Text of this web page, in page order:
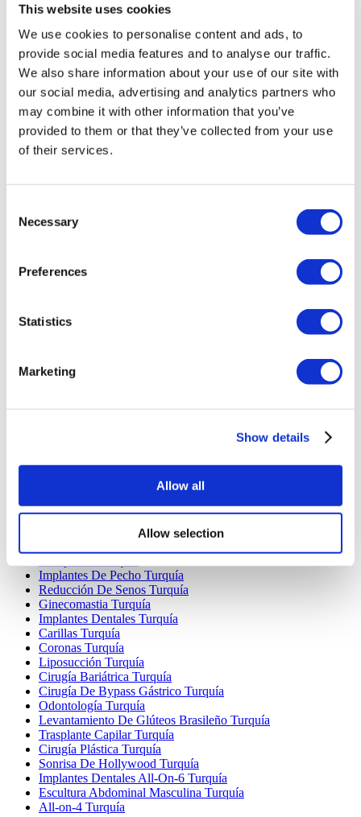
This website uses cookies
We use cookies to personalise content and ads, to
provide social media features and to analyse our traffic.
We also share information about your use of our site with
our social media, advertising and analytics partners who
may combine it with other information that you’ve
provided to them or that they’ve collected from your use
of their services.
Selection
Necessary
Preferences
Statistics
Marketing
Show details
Allow all
Allow selection
A Cerca de Nosotros
¿Cómo funciona?
Guía Preoperatoria
Autores & revisores
Flymedi Programa de Referidos
Planes De Pago
Carreras
PQRS
Términos y Condiciones
Contáctenos
Agregue Su Clínica
Destinos Populares
Turquía Clínicas
Thailand Clínicas
Tratamientos Populares en Turquia
Implantes De Pecho Turquía
Reducción De Senos Turquía
Ginecomastia Turquía
Implantes Dentales Turquía
Carillas Turquía
Coronas Turquía
Liposucción Turquía
Cirugía Bariátrica Turquía
Cirugía De Bypass Gástrico Turquía
Odontología Turquía
Levantamiento De Glúteos Brasileño Turquía
Trasplante Capilar Turquía
Cirugía Plástica Turquía
Sonrisa De Hollywood Turquía
Implantes Dentales All-On-6 Turquía
Escultura Abdominal Masculina Turquía
All-on-4 Turquía